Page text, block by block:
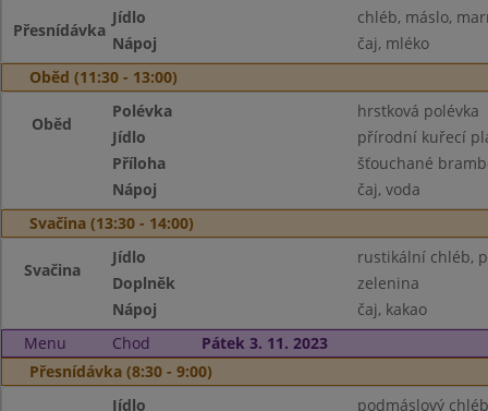
Přesnídávka
Jídlo
chléb, máslo,
Nápoj
čaj, mléko
Oběd (11:30 - 13:00)
Oběd
Polévka
hrstková polévka
Jídlo
přírodní kuřecí
Příloha
šťouchané
Nápoj
čaj, voda
Svačina (13:30 - 14:00)
Svačina
Jídlo
rustikální chléb,
Doplněk
zelenina
Nápoj
čaj, kakao
Menu
Chod
Pátek 3. 11. 2023
Přesnídávka (8:30 - 9:00)
Jídlo
podmáslový